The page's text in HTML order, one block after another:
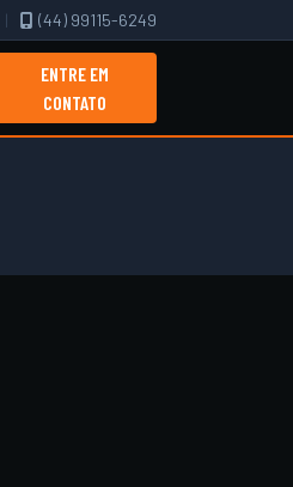
| (44) 99115-6249
ENTRE EM
CONTATO